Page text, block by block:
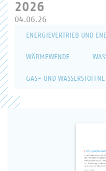
2026
04.06.26
ENERGIEVERTRIEB UND
WÄRMEWENDE
GAS- UND